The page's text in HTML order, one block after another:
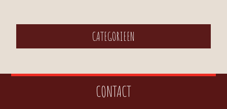
CATEGORIEEN
CONTACT